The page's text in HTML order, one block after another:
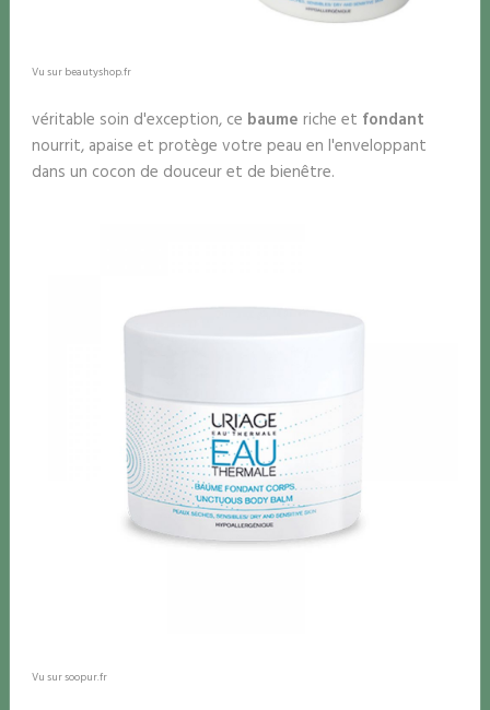
Vu sur beautyshop.fr
véritable soin d'exception, ce baume riche et fondant
nourrit, apaise et protège votre peau en l'enveloppant
dans un cocon de douceur et de bienêtre.
Vu sur soopur.fr